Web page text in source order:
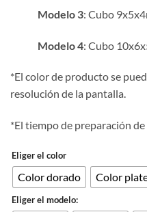
Modelo 3: Cubo
Modelo 4: Cubo
*El color de producto se
resolución de la pantalla.
*El tiempo de preparación
Eliger el color
Color dorado Color
Eliger el modelo: